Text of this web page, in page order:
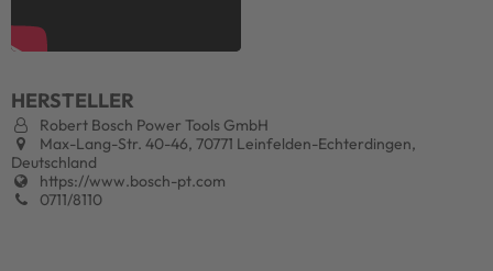
HERSTELLER
Robert Bosch Power Tools GmbH
Max-Lang-Str. 40-46, 70771 Leinfelden-Echterdingen,
Deutschland
https://www.bosch-pt.com
0711/8110